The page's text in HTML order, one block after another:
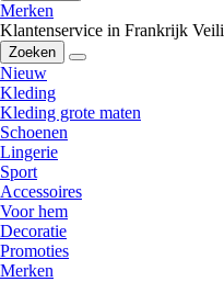
Merken
Klantenservice in Frankrijk
Zoeken
Nieuw
Kleding
Kleding grote maten
Schoenen
Lingerie
Sport
Accessoires
Voor hem
Decoratie
Promoties
Merken